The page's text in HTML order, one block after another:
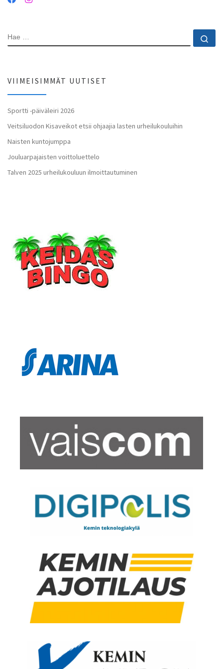
HAE
VIIMEISIMMÄT UUTISET
Sportti -päiväleiri 2026
Veitsiluodon Kisaveikot etsii ohjaajia lasten urheilukouluihin
Naisten kuntojumppa
Jouluarpajaisten voittoluettelo
Talven 2025 urheilukouluun ilmoittautuminen